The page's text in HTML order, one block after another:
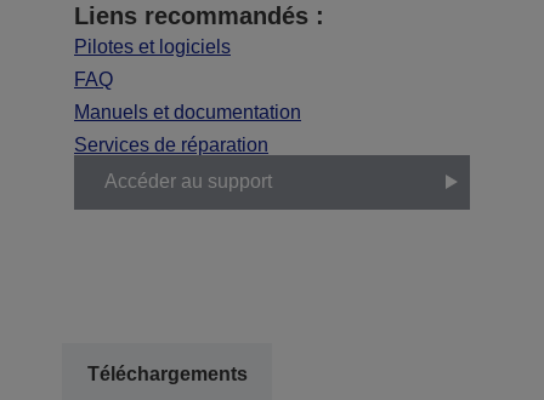
Liens recommandés :
Pilotes et logiciels
FAQ
Manuels et documentation
Services de réparation
Accéder au support
Téléchargements